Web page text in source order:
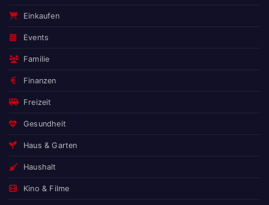
Einkaufen
Events
Familie
Finanzen
Freizeit
Gesundheit
Haus & Garten
Haushalt
Kino & Filme